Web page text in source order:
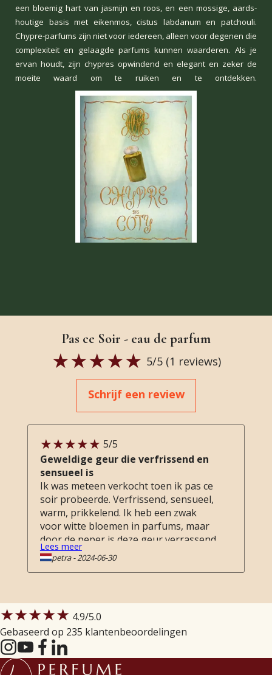
een bloemig hart van jasmijn en roos, en een mossige, aards-
houtige basis met eikenmos, cistus labdanum en patchouli.
Chypre-parfums zijn niet voor iedereen, alleen voor degenen die
complexiteit en gelaagde parfums kunnen waarderen. Als je
ervan houdt, zijn chypres opwindend en elegant en zeker de
moeite waard om te ruiken en te ontdekken.
Pas ce Soir - eau de parfum
5/5 (1 reviews)
Schrijf een review
5/5
Geweldige geur die verfrissend en
sensueel is
Ik was meteen verkocht toen ik pas ce
soir probeerde. Verfrissend, sensueel,
warm, prikkelend. Ik heb een zwak
voor witte bloemen in parfums, maar
door de peper is deze geur verrassend
fris.
Lees meer
petra-2024-06-30
★★★★★ 4.9/5.0
Gebaseerd op 235 klantenbeoordelingen